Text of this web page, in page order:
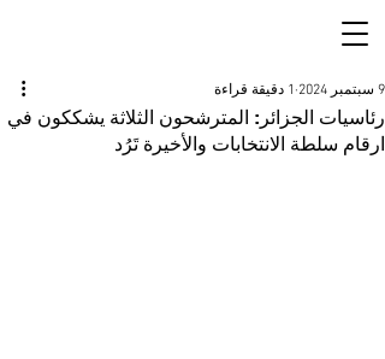
رئاسيات الجزائر: المترشحون الثلاثة يشككون في
ارقام سلطة الانتخابات والأخيرة تَرُد
9 سبتمبر 2024 1 دقيقة قراءة